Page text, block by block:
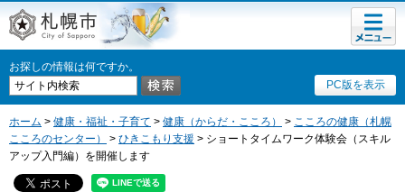
札幌市
お探しの情報は何ですか。
PC版を表示
メニュ
ー
ホーム > 健康・福祉・子育て > 健康（からだ・こころ） > こころの健康（札幌
こころのセンター）
> ひきこもり支援 > ショートタイムワーク体験会（スキル
アップ入門編）を開催します